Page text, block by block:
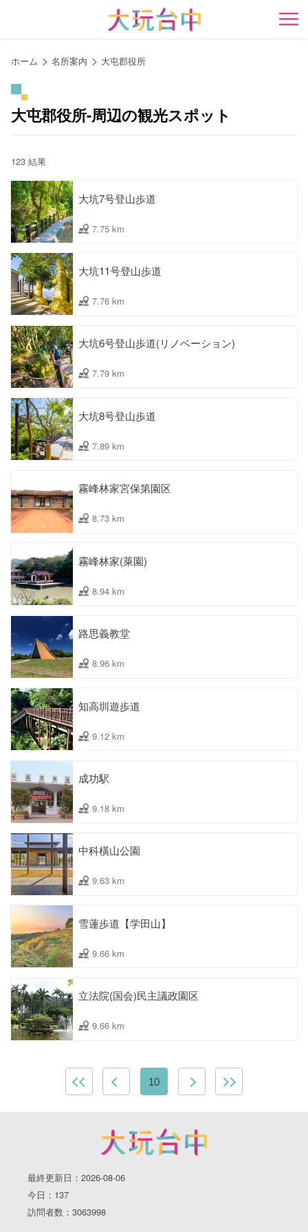
開
ホーム 名所案内 大屯郡役所
大屯郡役所-周辺の観光スポット
123 結果
大坑7号登山歩道
7.75 km
大坑11号登山歩道
7.76 km
大坑6号登山歩道(リノベーション)
7.79 km
大坑8号登山歩道
7.89 km
霧峰林家宮保第園区
8.73 km
霧峰林家(萊園)
8.94 km
路思義教堂
8.96 km
知高圳遊歩道
9.12 km
成功駅
9.18 km
中科橫山公園
9.63 km
雪蓮歩道【学田山】
9.66 km
立法院(国会)民主議政園区
9.66 km
10
最終更新日：2026-08-06
今日：137
訪問者数：3063998